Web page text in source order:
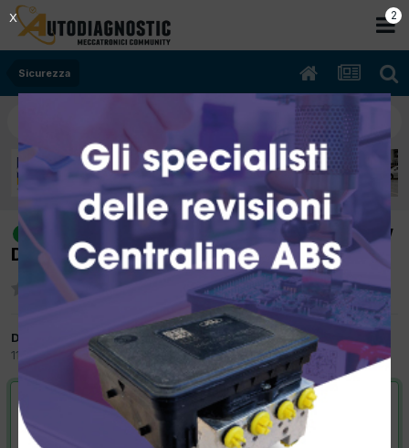
Sicurezza
risolto
[Jaguar XF 07/2011 3.0 Ajv6d 240Kw
Diesel] [Regolazione fari]
Da autobas
11 Marzo 2012inSicurezza
VAI ALLA SOLUZIONE
Risolta da autobas,11 Marzo 2012
2
X